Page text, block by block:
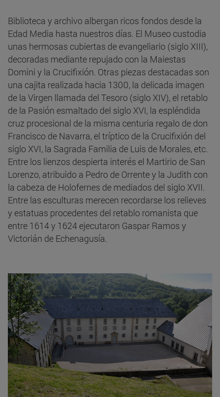
Biblioteca y archivo albergan ricos fondos desde la
Edad Media hasta nuestros días. El Museo custodia
unas hermosas cubiertas de evangeliario (siglo XIII),
decoradas mediante repujado con la Maiestas
Domini y la Crucifixión. Otras piezas destacadas son
una cajita realizada hacia 1300, la delicada imagen
de la Virgen llamada del Tesoro (siglo XIV), el retablo
de la Pasión esmaltado del siglo XVI, la espléndida
cruz procesional de la misma centuria regalo de don
Francisco de Navarra, el tríptico de la Crucifixión del
siglo XVI, la Sagrada Familia de Luis de Morales, etc.
Entre los lienzos despierta interés el Martirio de San
Lorenzo, atribuido a Pedro de Orrente y la Judith con
la cabeza de Holofernes de mediados del siglo XVII.
Entre las esculturas merecen recordarse los relieves
y estatuas procedentes del retablo romanista que
entre 1614 y 1624 ejecutaron Gaspar Ramos y
Victorián de Echenagusía.